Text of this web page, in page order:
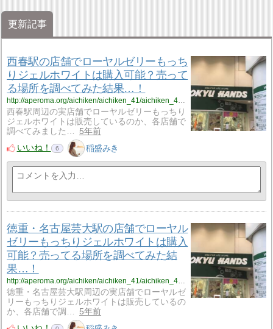
更新記事
西春駅の店舗でローヤルゼリーもっち
りジェルホワイトは購入可能？売って
る場所を調べてみた結果…！
http://aperoma.org/aichiken/aichiken_41/aichiken_41_%ef%bd%8d%ef%bd%8a%ef%bd%971/
西春駅周辺の実店舗でローヤルゼリーもっちり
ジェルホワイトは販売しているのか、各店舗で
調べてみました…
5年前
いいね！
6 稲盛みき
徳重・名古屋芸大駅の店舗でローヤル
ゼリーもっちりジェルホワイトは購入
可能？売ってる場所を調べてみた結
果…！
http://aperoma.org/aichiken/aichiken_41/aichiken_41_%ef%bd%8d%ef%bd%8a%ef%bd%972/
徳重・名古屋芸大駅周辺の実店舗でローヤルゼ
リーもっちりジェルホワイトは販売しているの
か、各店舗で調…
5年前